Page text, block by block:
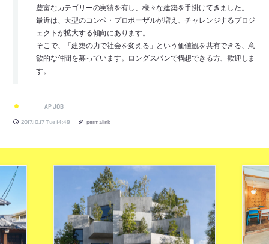
豊富なカテゴリーの実績を有し、様々な建築を手掛けてきました。
最近は、大型のコンペ・プロポーザルが増え、チャレンジするプロジ
ェクトが拡大する傾向にあります。
そこで、「建築の力で社会を変える」という価値観を共有できる、意
欲的な仲間を募っています。ロングスパンで構想できる方、歓迎しま
す。
AP JOB
2017.10.17 Tue 14:49 permalink